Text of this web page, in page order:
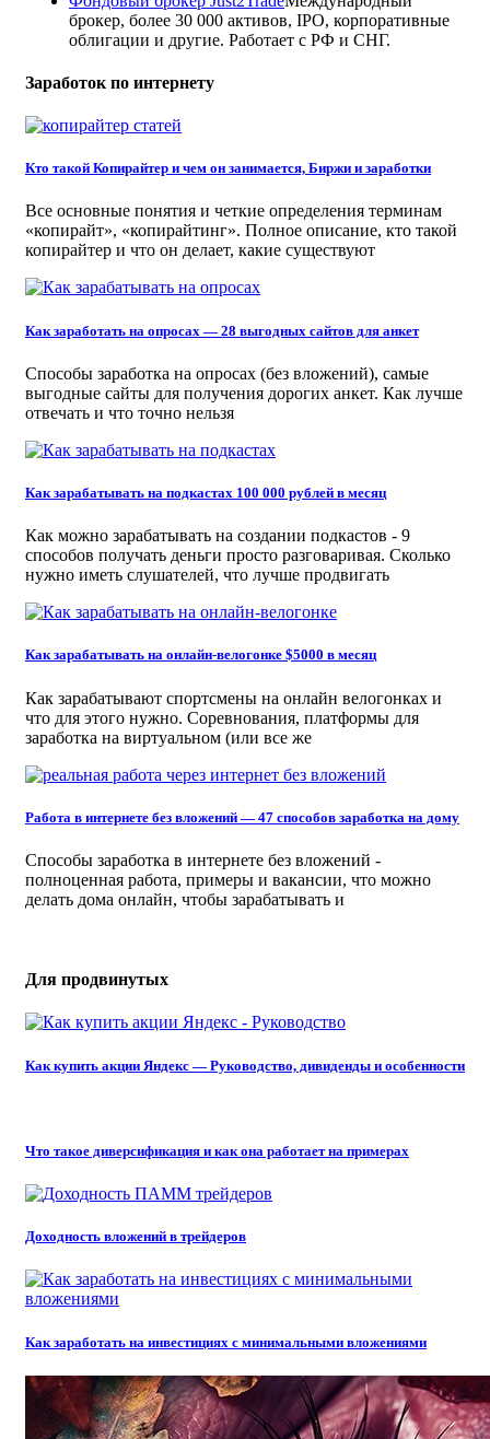
брокер, более 30 000 активов, IPO, корпоративные
облигации и другие. Работает с РФ и СНГ.
Заработок по интернету
Кто такой Копирайтер и чем он занимается, Биржи и заработки
Все основные понятия и четкие определения терминам
«копирайт», «копирайтинг». Полное описание, кто такой
копирайтер и что он делает, какие существуют
Как заработать на опросах — 28 выгодных сайтов для анкет
Способы заработка на опросах (без вложений), самые
выгодные сайты для получения дорогих анкет. Как лучше
отвечать и что точно нельзя
Как зарабатывать на подкастах 100 000 рублей в месяц
Как можно зарабатывать на создании подкастов - 9
способов получать деньги просто разговаривая. Сколько
нужно иметь слушателей, что лучше продвигать
Как зарабатывать на онлайн-велогонке $5000 в месяц
Как зарабатывают спортсмены на онлайн велогонках и
что для этого нужно. Соревнования, платформы для
заработка на виртуальном (или все же
Работа в интернете без вложений — 47 способов заработка на дому
Способы заработка в интернете без вложений -
полноценная работа, примеры и вакансии, что можно
делать дома онлайн, чтобы зарабатывать и
Для продвинутых
Как купить акции Яндекс — Руководство, дивиденды и особенности
Что такое диверсификация и как она работает на примерах
Доходность вложений в трейдеров
Как заработать на инвестициях с минимальными вложениями